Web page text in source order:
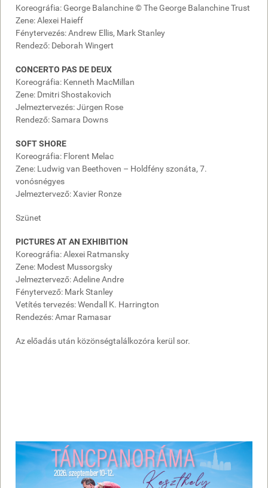
Koreográfia: George Balanchine © The George Balanchine Trust
Zene: Alexei Haieff
Fénytervezés: Andrew Ellis, Mark Stanley
Rendező: Deborah Wingert
CONCERTO PAS DE DEUX
Koreográfia: Kenneth MacMillan
Zene: Dmitri Shostakovich
Jelmeztervezés: Jürgen Rose
Rendező: Samara Downs
SOFT SHORE
Koreográfia: Florent Melac
Zene: Ludwig van Beethoven – Holdfény szonáta, 7.
vonósnégyes
Jelmeztervező: Xavier Ronze
Szünet
PICTURES AT AN EXHIBITION
Koreográfia: Alexei Ratmansky
Zene: Modest Mussorgsky
Jelmeztervező: Adeline Andre
Fénytervező: Mark Stanley
Vetítés tervezés: Wendall K. Harrington
Rendezés: Amar Ramasar
Az előadás után közönségtalálkozóra kerül sor.